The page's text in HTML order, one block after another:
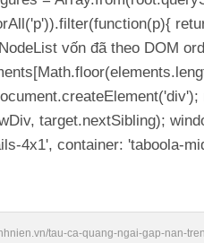
vốn đã theo DOM
target.nextSibling);
4x1', container: 'taboola-
tau-ca-quang-ngai-gap-nan-